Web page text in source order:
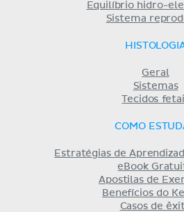
Equilíbrio hidro-
Sistema
Geral
Sistemas
Tecidos
COMO
Estratégias de
eBook
Apostilas de
Benefícios do
Casos de